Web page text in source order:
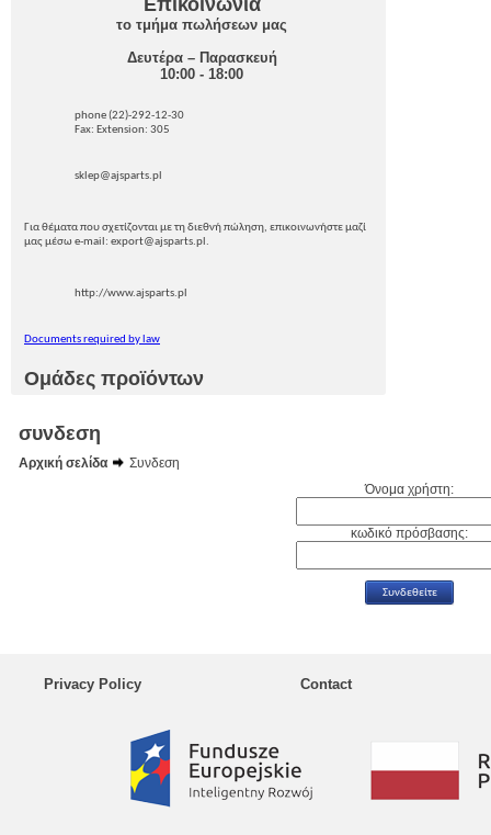
Επικοινωνία
το τμήμα πωλήσεων μας
Δευτέρα – Παρασκευή
10:00 - 18:00
phone (22)-292-12-30
Fax: Extension: 305
sklep@ajsparts.pl
Για θέματα που σχετίζονται με τη διεθνή πώληση, επικοινωνήστε μαζί
μας μέσω e-mail: export@ajsparts.pl.
http://www.ajsparts.pl
Documents required by law
Ομάδες προϊόντων
συνδεση
Αρχική σελίδα
Συνδεση
Όνομα χρήστη:
κωδικό πρόσβασης:
Privacy Policy Contact